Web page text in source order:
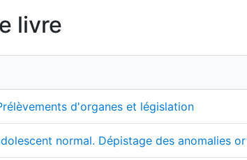
livre
d'organes et législation
normal. Dépistage des anomalies